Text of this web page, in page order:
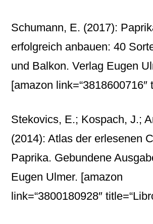
Schumann, E. (2017):
erfolgreich anbauen: 40
und Balkon. Verlag Eugen
[amazon link=“3818600716″
Stekovics, E.; Kospach, J.;
(2014): Atlas der erlesenen
Paprika. Gebundene
Eugen Ulmer. [amazon
link=“3800180928″